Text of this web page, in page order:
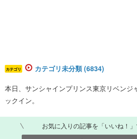
カテゴリ カテゴリ未分類 (6834)
本日、サンシャインプリンス東京リベンジ
ックイン。
お気に入りの記事を「いいね！